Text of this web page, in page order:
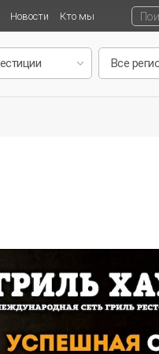
Новости Кто мы